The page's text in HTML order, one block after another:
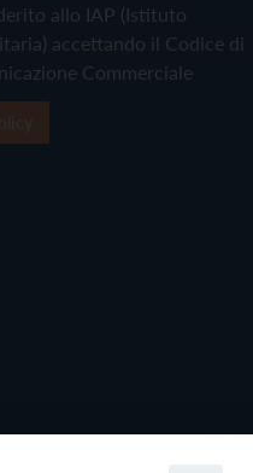
allo IAP (Istituto
accettando il Codice di
Commerciale